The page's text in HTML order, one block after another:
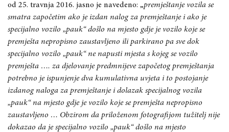
od 25. travnja 2016. jasno je navedeno: „premještanje vozila se
smatra započetim ako je izdan nalog za premještanje i ako je
specijalno vozilo „pauk“ došlo na mjesto gdje je vozilo koje se
premješta nepropisno zaustavljeno ili parkirano pa sve dok
specijalno vozilo „pauk“ ne napusti mjesta s kojeg se vozilo
premješta …. za djelovanje predmnijeve započetog premještanja
potrebno je ispunjenje dva kumulativna uvjeta i to postojanje
izdanog naloga za premještanje i dolazak specijalnog vozila
„pauk“ na mjesto gdje je vozilo koje se premješta nepropisno
zaustavljeno … Obzirom da priloženom fotografijom tužitelj nije
dokazao da je specijalno vozilo „pauk“ došlo na mjesto